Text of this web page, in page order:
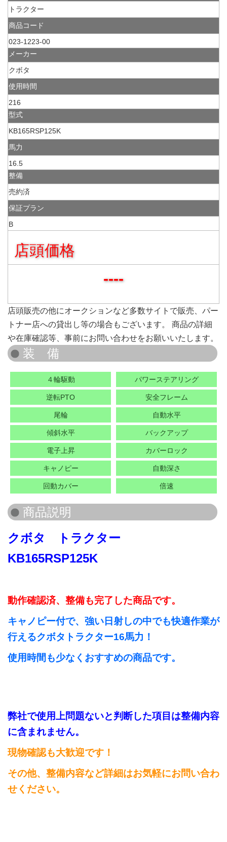
トラクター
商品コード
023-1223-00
メーカー
クボタ
使用時間
216
型式
KB165RSP125K
馬力
16.5
整備
売約済
保証プラン
B
店頭価格
----
店頭販売の他にオークションなど多数サイトで販売、パー
トナー店への貸出し等の場合もございます。 商品の詳細
や在庫確認等、事前にお問い合わせをお願いいたします。
４輪駆動 パワーステアリング
逆転PTO 安全フレーム
尾輪 自動水平
傾斜水平 バックアップ
電子上昇 カバーロック
キャノピー 自動深さ
回動カバー 倍速
クボタ トラクター
KB165RSP125K
動作確認済、整備も完了した商品です。
キャノピー付で、強い日射しの中でも快適作業が
行えるクボタトラクター16馬力！
使用時間も少なくおすすめの商品です。
弊社で使用上問題ないと判断した項目は整備内容
に含まれません。
現物確認も大歓迎です！
その他、整備内容など詳細はお気軽にお問い合わ
せください。